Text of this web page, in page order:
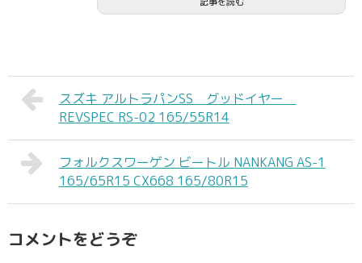
スズキ アルトラパンSS グッドイヤー
REVSPEC RS-02 165/55R14
フォルクスワーゲン ビートル NANKANG AS-1
165/65R15 CX668 165/80R15
コメントをどうぞ